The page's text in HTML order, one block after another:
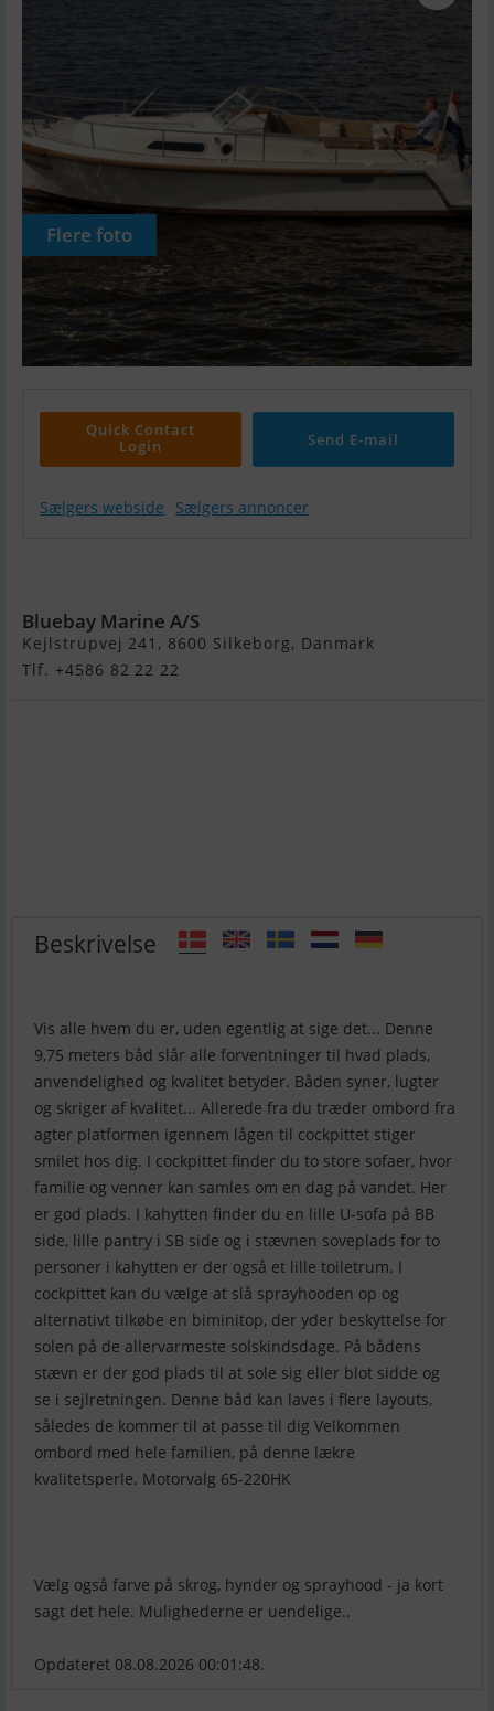
Flere foto
Quick Contact
Login
Send E-mail
Sælgers webside Sælgers annoncer
Bluebay Marine A/S
Kejlstrupvej 241, 8600 Silkeborg, Danmark
Tlf. +4586 82 22 22
Beskrivelse
Vis alle hvem du er, uden egentlig at sige det... Denne
9,75 meters båd slår alle forventninger til hvad plads,
anvendelighed og kvalitet betyder. Båden syner, lugter
og skriger af kvalitet... Allerede fra du træder ombord fra
agter platformen igennem lågen til cockpittet stiger
smilet hos dig. I cockpittet finder du to store sofaer, hvor
familie og venner kan samles om en dag på vandet. Her
er god plads. I kahytten finder du en lille U-sofa på BB
side, lille pantry i SB side og i stævnen soveplads for to
personer i kahytten er der også et lille toiletrum. I
cockpittet kan du vælge at slå sprayhooden op og
alternativt tilkøbe en biminitop, der yder beskyttelse for
solen på de allervarmeste solskindsdage. På bådens
stævn er der god plads til at sole sig eller blot sidde og
se i sejlretningen. Denne båd kan laves i flere layouts,
således de kommer til at passe til dig Velkommen
ombord med hele familien, på denne lækre
kvalitetsperle. Motorvalg 65-220HK
Vælg også farve på skrog, hynder og sprayhood - ja kort
sagt det hele. Mulighederne er uendelige..
Opdateret 08.08.2026 00:01:48.